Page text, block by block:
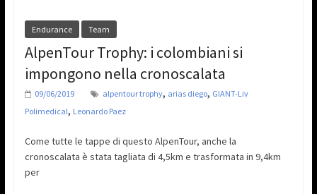
Endurance Team
AlpenTour Trophy: i colombiani si
impongono nella cronoscalata
09/06/2019 alpentour trophy, arias diego, GIANT-Liv
Polimedical, Leonardo Paez
Come tutte le tappe di questo AlpenTour, anche la
cronoscalata è stata tagliata di 4,5km e trasformata in 9,4km
per